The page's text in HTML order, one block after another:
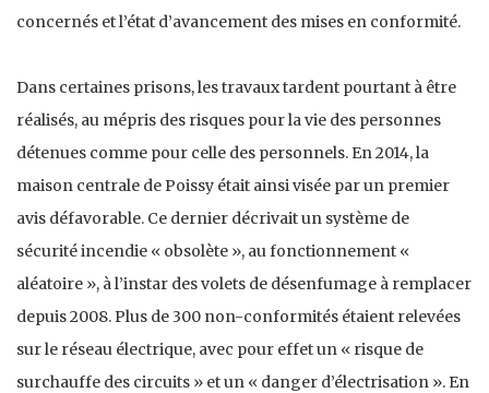
concernés et l’état d’avancement des mises en conformité.
Dans certaines prisons, les travaux tardent pourtant à être
réalisés, au mépris des risques pour la vie des personnes
détenues comme pour celle des personnels. En 2014, la
maison centrale de Poissy était ainsi visée par un premier
avis défavorable. Ce dernier décrivait un système de
sécurité incendie « obsolète », au fonctionnement «
aléatoire », à l’instar des volets de désenfumage à remplacer
depuis 2008. Plus de 300 non-conformités étaient relevées
sur le réseau électrique, avec pour effet un « risque de
surchauffe des circuits » et un « danger d’électrisation ». En